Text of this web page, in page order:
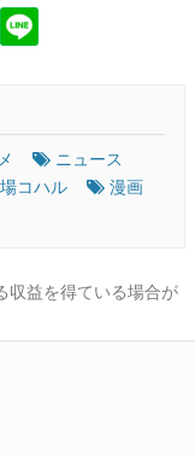
ニュース
コハル
漫画
収益を得ている場合が